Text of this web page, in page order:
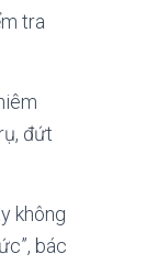
tra
đứt
không
bác